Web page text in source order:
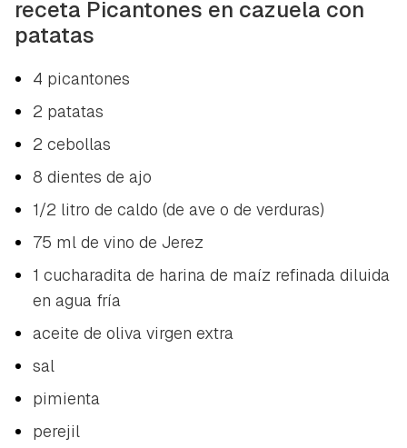
receta Picantones en cazuela con
patatas
4 picantones
2 patatas
2 cebollas
8 dientes de ajo
1/2 litro de caldo (de ave o de verduras)
75 ml de vino de Jerez
1 cucharadita de harina de maíz refinada diluida
en agua fría
aceite de oliva virgen extra
sal
pimienta
perejil